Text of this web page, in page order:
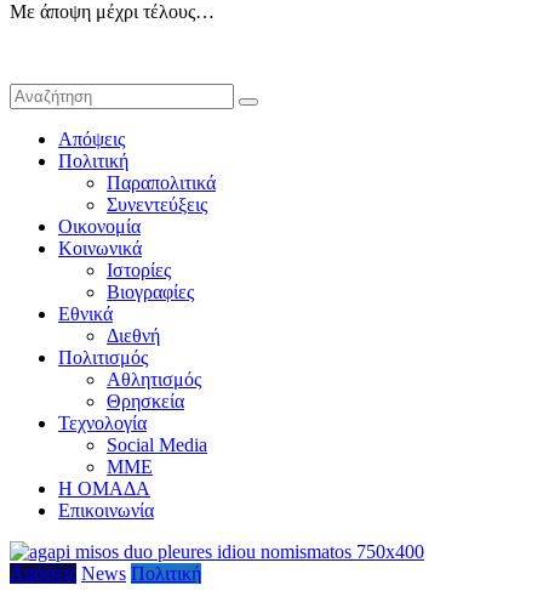
Με άποψη μέχρι τέλους…
Απόψεις
Πολιτική
Παραπολιτικά
Συνεντεύξεις
Οικονομία
Κοινωνικά
Ιστορίες
Βιογραφίες
Εθνικά
Διεθνή
Πολιτισμός
Αθλητισμός
Θρησκεία
Τεχνολογία
Social Media
ΜΜΕ
Η ΟΜΑΔΑ
Επικοινωνία
Απόψεις News Πολιτική